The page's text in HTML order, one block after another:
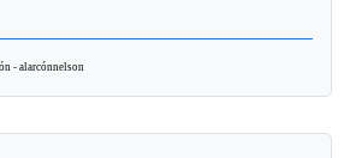
- alarcónnelson